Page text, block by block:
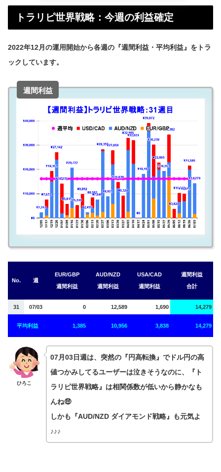
トラリピ世界戦略：今週の利益確定
2022年12月の運用開始から各週の『週間利益・平均利益』をトラ
ックしています。
週間利益
No. 週
EUR/GBP
週間利益
AUD/NZD
週間利益
USA/CAD
週間利益
週間利益
合計
31 07/03 0 12,589 1,690 14,279
平均利益 1,385 10,956 3,838 14,279
ひろこ
07月03日週は、突然の『円高転換』でドル円の高
値つかみしてるユーザーは泣きそうなのに、『ト
ラリピ世界戦略』は相関係数が低いから静かなも
んね🤑
しかも『AUD/NZD ダイアモンド戦略』も元気よ
♪♪♪